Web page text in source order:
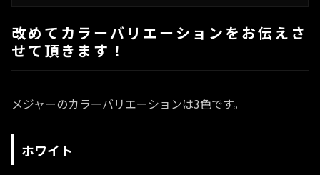
改めてカラーバリエーションをお伝えさ
せて頂きます！
メジャーのカラーバリエーションは3色です。
ホワイト